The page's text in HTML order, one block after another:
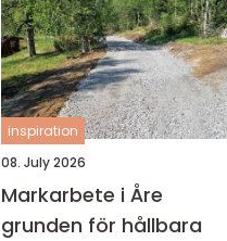
inspiration
08. July 2026
Markarbete i Åre
grunden för hållbara